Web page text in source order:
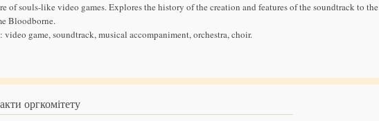
of souls-like video games. Explores the history of the creation and features of the soundtrack to the
Bloodborne.
video game, soundtrack, musical accompaniment, orchestra, choir.
оргкомітету